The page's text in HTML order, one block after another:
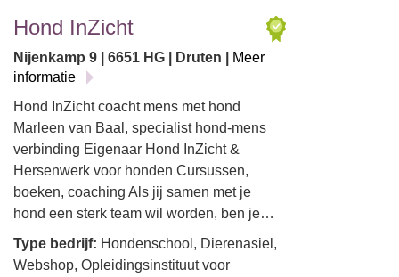
Hond InZicht
Nijenkamp 9 | 6651 HG | Druten |
Meer
informatie
Hond InZicht coacht mens met hond
Marleen van Baal, specialist hond-mens
verbinding Eigenaar Hond InZicht &
Hersenwerk voor honden Cursussen,
boeken, coaching Als jij samen met je
hond een sterk team wil worden, ben je…
Type bedrijf: Hondenschool, Dierenasiel,
Webshop, Opleidingsinstituut voor